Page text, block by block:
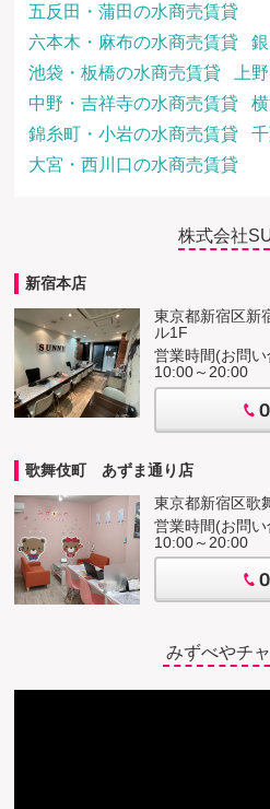
五反田・蒲田の水商売賃貸
六本木・麻布の水商売賃貸
池袋・板橋の水商売賃貸
上
中野・吉祥寺の水商売賃貸
錦糸町・小岩の水商売賃貸
大宮・西川口の水商売賃貸
株式会社
新宿本店
東京都新宿区新
ル1F
営業時間(お問
10:00～20:00
歌舞伎町 あずま通り店
東京都新宿区歌
営業時間(お問
10:00～20:00
みずべやチ